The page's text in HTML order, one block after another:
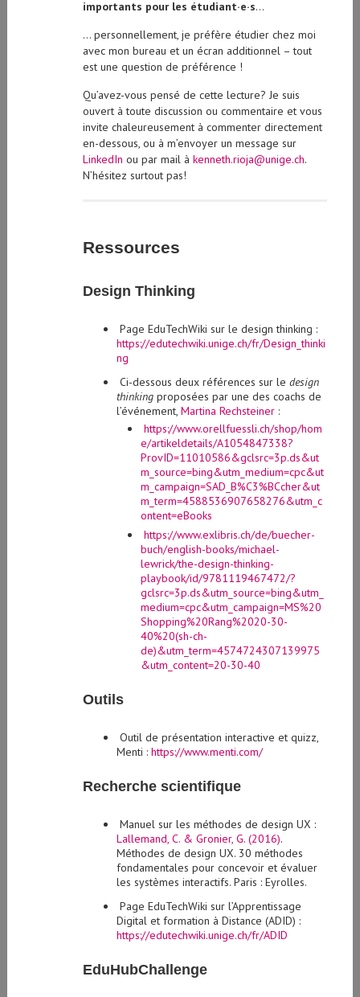
avec mon bureau et un écran additionnel – tout
est une question de préférence !
ouvert à toute discussion ou commentaire et vous
invite chaleureusement à commenter directement
en-dessous, ou à m’envoyer un message sur
LinkedInou par mail àkenneth.rioja@unige.ch
N’hésitez surtout pas!
https://edutechwiki.unige.ch/fr/Design_thinki
ng
Ci-dessous deux références sur le
thinkingproposées par une des coachs de
l’événement,Martina Rechsteiner:
https://www.orellfuessli.ch/shop/hom
e/artikeldetails/A1054847338?
ProvID=11010586&gclsrc=3p.ds&ut
m_source=bing&utm_medium=cpc&ut
m_campaign=SAD_B%C3%BCcher&ut
m_term=4588536907658276&utm_c
ontent=eBooks
https://www.exlibris.ch/de/buecher-
buch/english-books/michael-
lewrick/the-design-thinking-
playbook/id/9781119467472/?
gclsrc=3p.ds&utm_source=bing&utm_
medium=cpc&utm_campaign=MS%20
Shopping%20Rang%2020-30-
40%20(sh-ch-
de)&utm_term=4574724307139975
&utm_content=20-30-40
Menti :https://www.menti.com/
Lallemand, C. & Gronier, G. (2016).
Méthodes de design UX. 30 méthodes
fondamentales pour concevoir et évaluer
les systèmes interactifs. Paris : Eyrolles.
Page EduTechWiki sur l’Apprentissage
Digital et formation à Distance (ADID) :
https://edutechwiki.unige.ch/fr/ADID